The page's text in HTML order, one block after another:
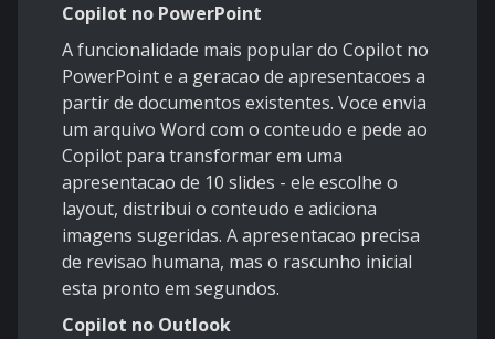
Copilot no PowerPoint
A funcionalidade mais popular do Copilot no
PowerPoint e a geracao de apresentacoes a
partir de documentos existentes. Voce envia
um arquivo Word com o conteudo e pede ao
Copilot para transformar em uma
apresentacao de 10 slides - ele escolhe o
layout, distribui o conteudo e adiciona
imagens sugeridas. A apresentacao precisa
de revisao humana, mas o rascunho inicial
esta pronto em segundos.
Copilot no Outlook